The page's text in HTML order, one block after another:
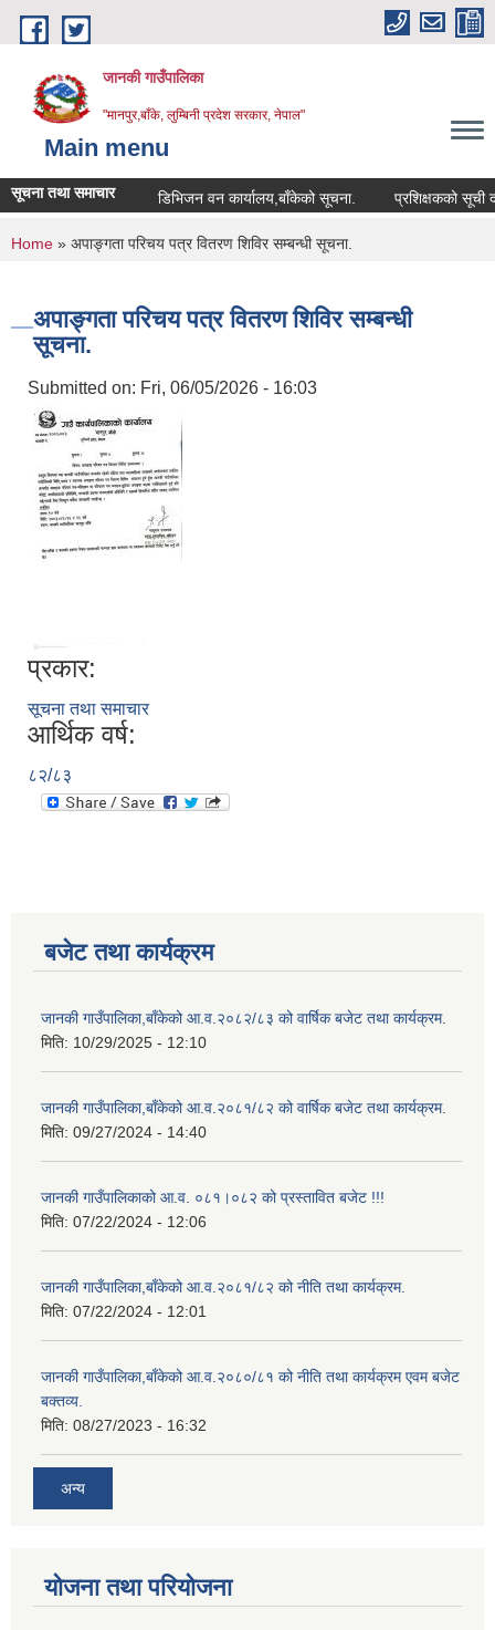
Skip to main content
जानकी गाउँपालिका
"मानपुर,बाँके, लुम्बिनी प्रदेश सरकार, नेपाल"
Main menu
सूचना तथा समाचार डिभिजन वन कार्यालय,बाँकेको सूचना. प्रशिक्षकको सूची दर्ता
You are here
Home » अपाङ्गता परिचय पत्र वितरण शिविर सम्बन्धी सूचना.
अपाङ्गता परिचय पत्र वितरण शिविर सम्बन्धी
सूचना.
Submitted on: Fri, 06/05/2026 - 16:03
प्रकार:
सूचना तथा समाचार
आर्थिक वर्ष:
८२/८३
बजेट तथा कार्यक्रम
जानकी गाउँपालिका,बाँकेको आ.व.२०८२/८३ को वार्षिक बजेट तथा कार्यक्रम.
मिति: 10/29/2025 - 12:10
जानकी गाउँपालिका,बाँकेको आ.व.२०८१/८२ को वार्षिक बजेट तथा कार्यक्रम.
मिति: 09/27/2024 - 14:40
जानकी गाउँपालिकाको आ.व. ०८१।०८२ को प्रस्तावित बजेट !!!
मिति: 07/22/2024 - 12:06
जानकी गाउँपालिका,बाँकेको आ.व.२०८१/८२ को नीति तथा कार्यक्रम.
मिति: 07/22/2024 - 12:01
जानकी गाउँपालिका,बाँकेको आ.व.२०८०/८१ को नीति तथा कार्यक्रम एवम बजेट
बक्तव्य.
मिति: 08/27/2023 - 16:32
अन्य
योजना तथा परियोजना